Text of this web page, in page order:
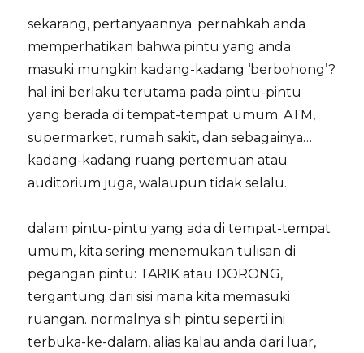
sekarang, pertanyaannya. pernahkah anda
memperhatikan bahwa pintu yang anda
masuki mungkin kadang-kadang ‘berbohong’?
hal ini berlaku terutama pada pintu-pintu
yang berada di tempat-tempat umum. ATM,
supermarket, rumah sakit, dan sebagainya…
kadang-kadang ruang pertemuan atau
auditorium juga, walaupun tidak selalu.
dalam pintu-pintu yang ada di tempat-tempat
umum, kita sering menemukan tulisan di
pegangan pintu: TARIK atau DORONG,
tergantung dari sisi mana kita memasuki
ruangan. normalnya sih pintu seperti ini
terbuka-ke-dalam, alias kalau anda dari luar,